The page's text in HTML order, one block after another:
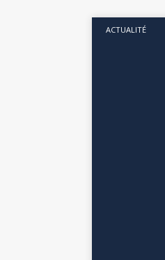
ACTUALITÉ